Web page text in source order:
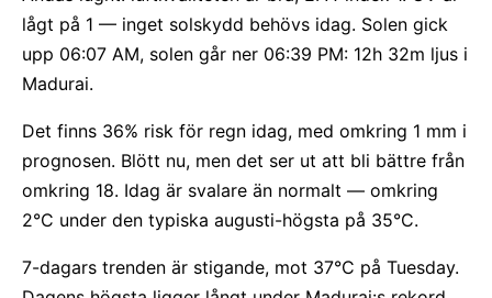
lågt på 1 — inget solskydd behövs idag. Solen gick
upp 06:07 AM, solen går ner 06:39 PM: 12h 32m ljus i
Madurai.
Det finns 36% risk för regn idag, med omkring 1 mm i
prognosen. Blött nu, men det ser ut att bli bättre från
omkring 18. Idag är svalare än normalt — omkring
2°C under den typiska augusti-högsta på 35°C.
7-dagars trenden är stigande, mot 37°C på Tuesday.